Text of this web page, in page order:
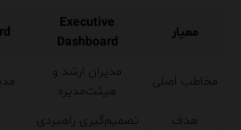
معیار
Executive
Dashboard
مخاطب اصلی
مدیران ارشد و
هیئت‌مدیره
هدف تصمیم‌گیری راهبردی